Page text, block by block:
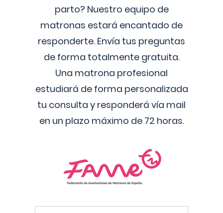
parto? Nuestro equipo de
matronas estará encantado de
responderte. Envía tus preguntas
de forma totalmente gratuita.
Una matrona profesional
estudiará de forma personalizada
tu consulta y responderá vía mail
en un plazo máximo de 72 horas.